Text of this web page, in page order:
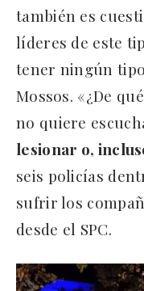
también es
líderes de este
tener ningún
Mossos. «¿De
no quiere
lesionar o,
seis policías
sufrir los
desde el SPC.